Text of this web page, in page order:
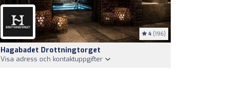
4 (196)
Hagabadet Drottningtorget
Visa adress och kontaktuppgifter